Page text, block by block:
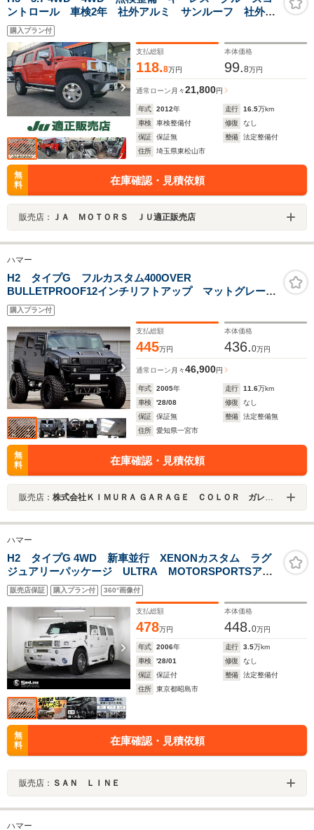
ントロール 車検2年 社外アルミ サンルーフ 社外ナ
ビ Bカメラ ETC
購入プラン付
支払総額
118.8万円
本体価格
99.8万円
通常ローン 月々21,800円
年式 2012年 走行 16.5万km
車検
車検整備付 修復
なし
保証
保証無 整備
法定整備付
住所
埼玉県東松山市
無
料
在庫確認・見積依頼
販売店： ＪＡ ＭＯＴＯＲＳ ＪＵ適正販売店
ハマー
H2 タイプG フルカスタム400OVER
BULLETPROOF12インチリフトアップ マットグレーペ
イント TISOFFROAD22AW NITTOMTタイヤ
AMPRESEACHオートステップ アンドロイドナビ
購入プラン付
支払総額
445万円
本体価格
436.0万円
通常ローン 月々46,900円
年式 2005年 走行 11.6万km
車検
'28/08 修復
なし
保証
保証無 整備
法定整備無
住所
愛知県一宮市
無
料
在庫確認・見積依頼
販売店： 株式会社ＫＩＭＵＲＡ ＧＡＲＡＧＥ ＣＯＬＯＲ ガレージカラー 輸入車専門店
ハマー
H2 タイプG 4WD 新車並行 XENONカスタム ラグ
ジュアリーパッケージ ULTRA MOTORSPORTSアル
ミ 大型モニターインストール 4本出しマフラー オー
ビスレーダー
販売店保証 購入プラン付 360°画像付
支払総額
478万円
本体価格
448.0万円
年式 2006年 走行 3.5万km
車検
'28/01 修復
なし
保証
保証付 整備
法定整備付
住所
東京都昭島市
無
料
在庫確認・見積依頼
販売店： ＳＡＮ ＬＩＮＥ
ハマー